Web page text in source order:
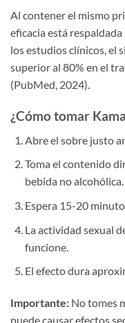
Al contener el mismo
eficacia está
los estudios clínicos, el
superior al 80% en el
(PubMed, 2024).
¿Cómo tomar
Abre el sobre justo
Toma el contenido
bebida no alcohólica.
Espera 15-20
La actividad sexual
funcione.
El efecto dura
Importante: No tomes
puede causar efectos